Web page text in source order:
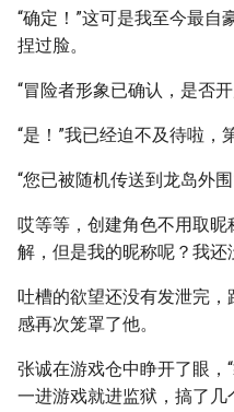
“确定！”这可是我至今最
捏过脸。
“冒险者形象已确认，是否
“是！”我已经迫不及待啦，
“您已被随机传送到龙岛外围
哎等等，创建角色不用取
解，但是我的昵称呢？我还
吐槽的欲望还没有发泄完
感再次笼罩了他。
张诚在游戏仓中睁开了眼，
一进游戏就进监狱，搞了